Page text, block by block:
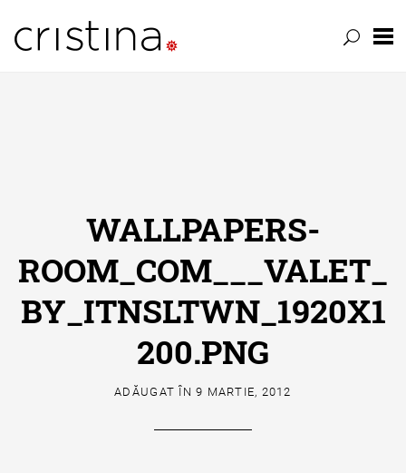
WALLPAPERS-
ROOM_COM___VALET_
BY_ITNSLTWN_1920X1
200.PNG
ADĂUGAT ÎN9 MARTIE, 2012